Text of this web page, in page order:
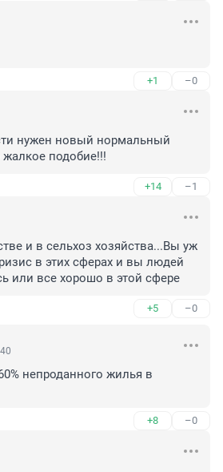
+1 –0
нужен новый нормальный
жалкое подобие!!!
+14 –1
и в сельхоз хозяйства...Вы уж
в этих сферах и вы людей
или все хорошо в этой сфере
+5 –0
непроданного жилья в
+8 –0